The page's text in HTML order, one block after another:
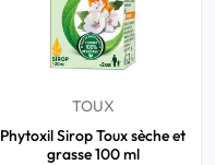
TOUX
Phytoxil Sirop Toux sèche et
grasse 100 ml